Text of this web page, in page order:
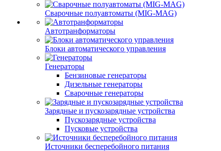
Сварочные полуавтоматы (MIG-MAG)
Автотранформаторы
Блоки автоматического управления
Генераторы
Бензиновые генераторы
Дизельные генераторы
Сварочные генераторы
Зарядные и пускозарядные устройства
Пускозарядные устройства
Пусковые устройства
Источники бесперебойного питания